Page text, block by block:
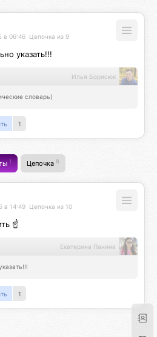
в 06:46 Цепочка из 9
указать!!!
Илья Борисюк
словарь)
1
1 Цепочка8
в 14:49 Цепочка из 10
☝️
Екатерина Панина
1